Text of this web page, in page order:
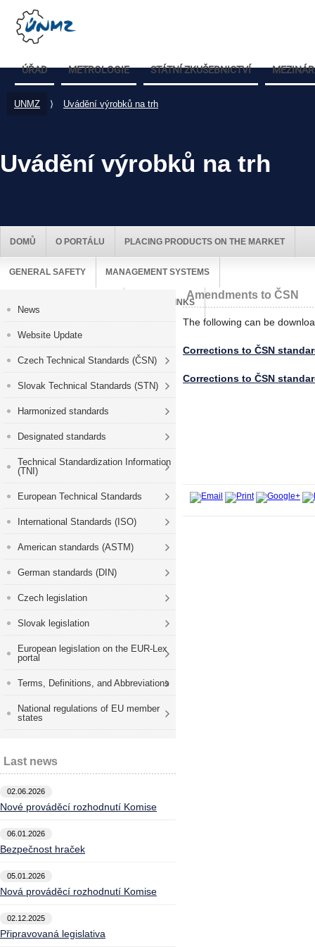
ÚŘAD METROLOGIE STÁTNÍ ZKUŠEBNICTVÍ
UNMZ ⟩ Uvádění výrobků na trh
Uvádění výrobků na trh
DOMŮ O PORTÁLU PLACING PRODUCTS ON THE MARKET
GENERAL SAFETY MANAGEMENT SYSTEMS
USEFUL LINKS
News
Website Update
Czech Technical Standards (ČSN)
Slovak Technical Standards (STN)
Harmonized standards
Designated standards
Technical Standardization Information
(TNI)
European Technical Standards
International Standards (ISO)
American standards (ASTM)
German standards (DIN)
Czech legislation
Slovak legislation
European legislation on the EUR-Lex
portal
Terms, Definitions, and Abbreviations
National regulations of EU member
states
Last news
02.06.2026
Nové prováděcí rozhodnutí Komise
06.01.2026
Bezpečnost hraček
05.01.2026
Nová prováděcí rozhodnutí Komise
02.12.2025
Připravovaná legislativa
Amendments to ČSN
The following can be
Corrections to ČSN
Corrections to ČSN